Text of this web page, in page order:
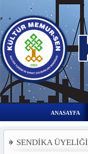
ANASAYFA
SENDİKA ÜYELİĞİ